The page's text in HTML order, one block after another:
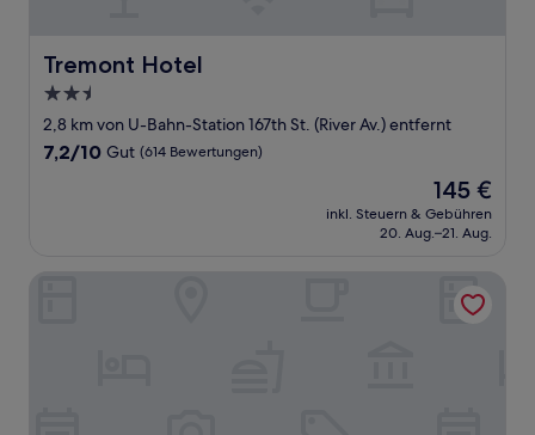
Tremont Hotel
Tremont Hotel
2.5-
Sterne-
Unterkunft
2,8 km von U-Bahn-Station 167th St. (River Av.) entfernt
7.2
7,2/10 Gut (614 Bewertungen)
Der
Preis
beträgt
145 €
inkl. Steuern & Gebühren
20. Aug.–21. Aug.